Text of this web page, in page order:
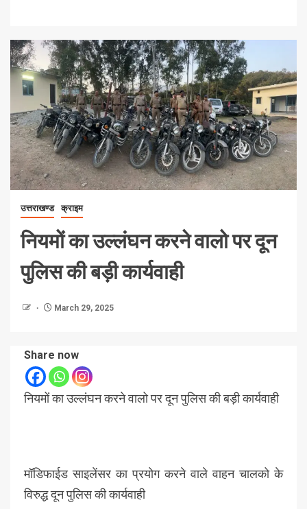
उत्तराखण्ड क्राइम
नियमों का उल्लंघन करने वालो पर दून
पुलिस की बड़ी कार्यवाही
March 29, 2025
Share now
नियमों का उल्लंघन करने वालो पर दून पुलिस की बड़ी कार्यवाही
मॉडिफाईड साइलेंसर का प्रयोग करने वाले वाहन चालको के
विरुद्ध दून पुलिस की कार्यवाही